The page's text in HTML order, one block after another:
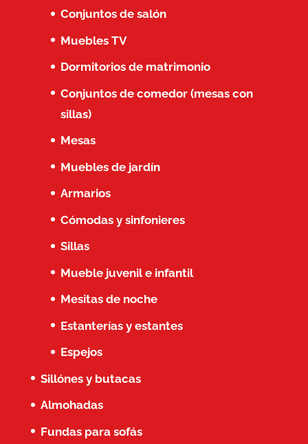
Conjuntos de salón
Muebles TV
Dormitorios de matrimonio
Conjuntos de comedor (mesas con
sillas)
Mesas
Muebles de jardín
Armarios
Cómodas y sinfonieres
Sillas
Mueble juvenil e infantil
Mesitas de noche
Estanterías y estantes
Espejos
Sillónes y butacas
Almohadas
Fundas para sofás